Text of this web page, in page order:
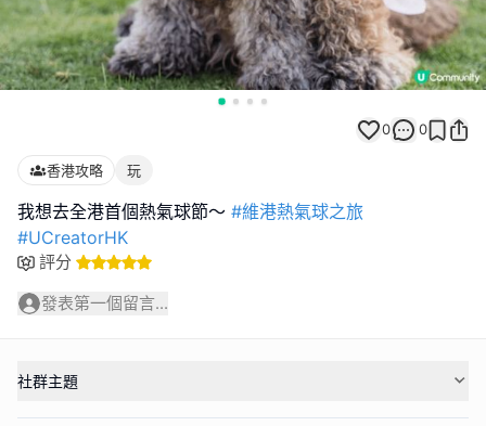
0 0
香港攻略 玩
我想去全港首個熱氣球節～ #維港熱氣球之旅
#UCreatorHK
評分
發表第一個留言...
社群主題